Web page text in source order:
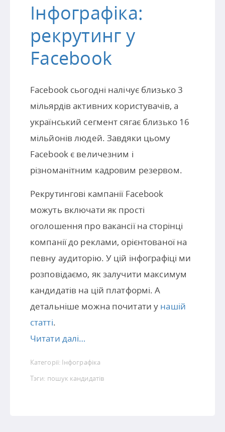
Інфографіка:
рекрутинг у
Facebook
Facebook сьогодні налічує близько 3
мільярдів активних користувачів, а
український сегмент сягає близько 16
мільйонів людей. Завдяки цьому
Facebook є величезним і
різноманітним кадровим резервом.
Рекрутингові кампанії Facebook
можуть включати як прості
оголошення про вакансії на сторінці
компанії до реклами, орієнтованої на
певну аудиторію. У цій інфографіці ми
розповідаємо, як залучити максимум
кандидатів на цій платформі. А
детальніше можна почитати у нашій
статті.
Читати далі…
Категорії: Інфографіка
Тэги: пошук кандидатів